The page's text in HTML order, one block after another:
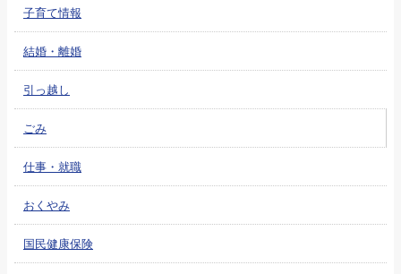
子育て情報
結婚・離婚
引っ越し
ごみ
仕事・就職
おくやみ
国民健康保険